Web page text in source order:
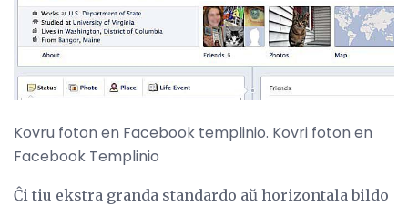
Kovru foton en Facebook templinio. Kovri foton en
Facebook Templinio
Ĉi tiu ekstra granda standardo aŭ horizontala bildo